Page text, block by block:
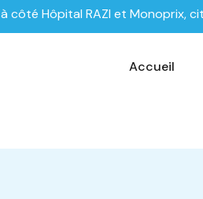
à côté Hôpital RAZI et Monoprix,
Accueil